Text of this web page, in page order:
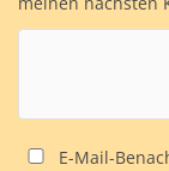
E-Mail-